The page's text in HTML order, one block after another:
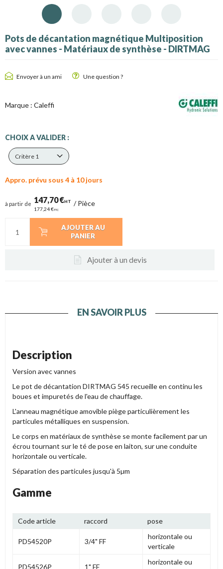
Pots de décantation magnétique Multiposition
avec vannes - Matériaux de synthèse - DIRTMAG
Envoyer à un ami Une question ?
Marque : Caleffi
CHOIX A VALIDER :
Critère 1
Appro. prévu sous 4 à 10 jours
à partir de 147,70 €HT
177,24 €TTC
/Pièce
AJOUTER AU
PANIER
Ajouter à un devis
EN SAVOIR PLUS
Description
Version avec vannes
Le pot de décantation DIRTMAG 545 recueille en continu les
boues et impuretés de l'eau de chauffage.
L'anneau magnétique amovible piège particulièrement les
particules métalliques en suspension.
Le corps en matériaux de synthèse se monte facilement par un
écrou tournant sur le té de pose en laiton, sur une conduite
horizontale ou verticale.
Séparation des particules jusqu'à 5µm
Gamme
Code article raccord pose
PD54520P 3/4" FF
horizontale ou
verticale
PD54526P 1" FF
horizontale ou